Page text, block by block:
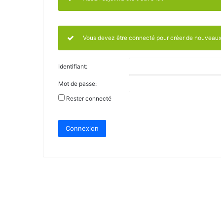
Vous devez être connecté pour créer de
Identifiant:
Mot de passe:
Rester connecté
Connexion